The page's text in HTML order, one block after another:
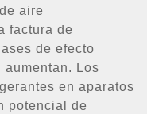
aire
factura de
de efecto
aumentan. Los
en aparatos
potencial de